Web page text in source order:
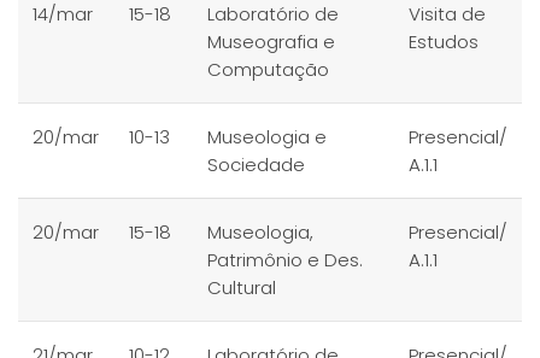
14/mar 15-18
Laboratório de
Museografia e
Computação
Visita de
Estudos
20/mar 10-13
Museologia e
Sociedade
Presencial/
A.1.1
20/mar 15-18
Museologia,
Patrimônio e Des.
Cultural
Presencial/
A.1.1